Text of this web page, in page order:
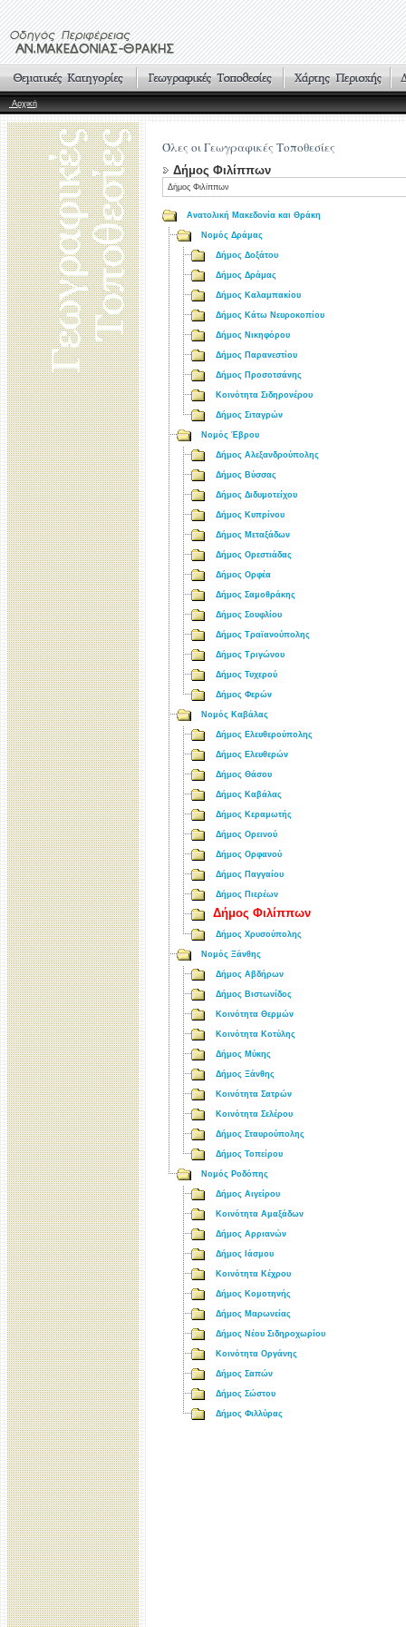
Αρχική
Όλες οι Γεωγραφικές Τοποθεσίες
Δήμος Φιλίππων
Δήμος Φιλίππων
Ανατολική Μακεδονία και Θράκη
Νομός Δράμας
Δήμος Δοξάτου
Δήμος Δράμας
Δήμος Καλαμπακίου
Δήμος Κάτω Νευροκοπίου
Δήμος Νικηφόρου
Δήμος Παρανεστίου
Δήμος Προσοτσάνης
Κοινότητα Σιδηρονέρου
Δήμος Σιταγρών
Νομός Έβρου
Δήμος Αλεξανδρούπολης
Δήμος Βύσσας
Δήμος Διδυμοτείχου
Δήμος Κυπρίνου
Δήμος Μεταξάδων
Δήμος Ορεστιάδας
Δήμος Ορφέα
Δήμος Σαμοθράκης
Δήμος Σουφλίου
Δήμος Τραϊανούπολης
Δήμος Τριγώνου
Δήμος Τυχερού
Δήμος Φερών
Νομός Καβάλας
Δήμος Ελευθερούπολης
Δήμος Ελευθερών
Δήμος Θάσου
Δήμος Καβάλας
Δήμος Κεραμωτής
Δήμος Ορεινού
Δήμος Ορφανού
Δήμος Παγγαίου
Δήμος Πιερέων
Δήμος Φιλίππων
Δήμος Χρυσούπολης
Νομός Ξάνθης
Δήμος Αβδήρων
Δήμος Βιστωνίδος
Κοινότητα Θερμών
Κοινότητα Κοτύλης
Δήμος Μύκης
Δήμος Ξάνθης
Κοινότητα Σατρών
Κοινότητα Σελέρου
Δήμος Σταυρούπολης
Δήμος Τοπείρου
Νομός Ροδόπης
Δήμος Αιγείρου
Κοινότητα Αμαξάδων
Δήμος Αρριανών
Δήμος Ιάσμου
Κοινότητα Κέχρου
Δήμος Κομοτηνής
Δήμος Μαρωνείας
Δήμος Νέου Σιδηροχωρίου
Κοινότητα Οργάνης
Δήμος Σαπών
Δήμος Σώστου
Δήμος Φιλλύρας